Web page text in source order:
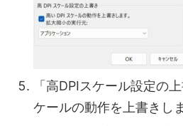
「高DPIスケール設定の
ケールの動作を上書きし